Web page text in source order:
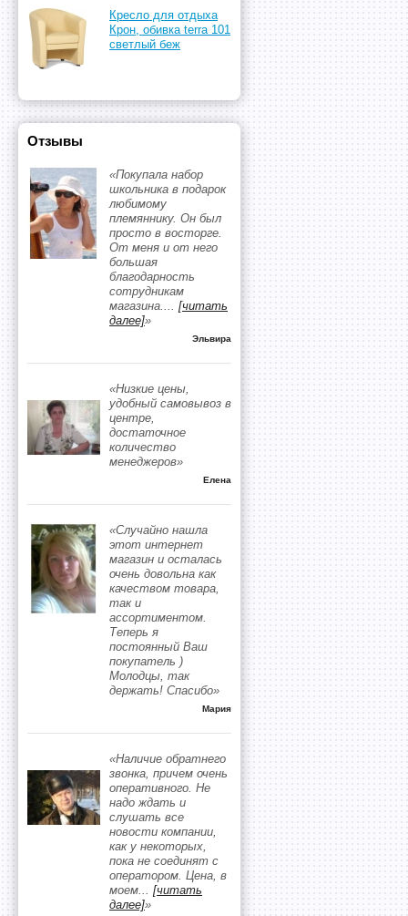
Кресло для отдыха
Крон, обивка terra 101
светлый беж
Отзывы
«Покупала набор
школьника в подарок
любимому
племяннику. Он был
просто в восторге.
От меня и от него
большая
благодарность
сотрудникам
магазина.... [читать
далее]»
Эльвира
«Низкие цены,
удобный самовывоз в
центре,
достаточное
количество
менеджеров»
Елена
«Случайно нашла
этот интернет
магазин и осталась
очень довольна как
качеством товара,
так и
ассортиментом.
Теперь я
постоянный Ваш
покупатель )
Молодцы, так
держать! Спасибо»
Мария
«Наличие обратнего
звонка, причем очень
оперативного. Не
надо ждать и
слушать все
новости компании,
как у некоторых,
пока не соединят с
оператором. Цена, в
моем... [читать
далее]»